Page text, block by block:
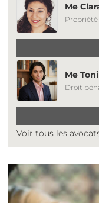
Me
Me
Droit
Voir tous les